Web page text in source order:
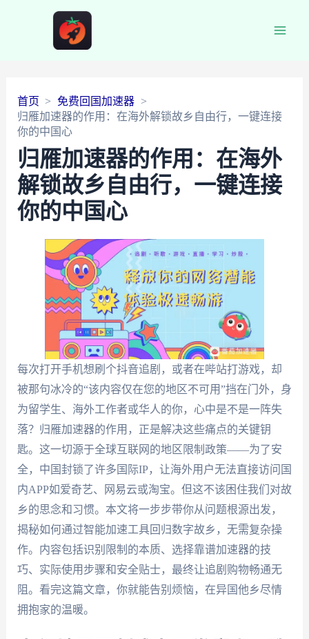
首页
免费回国加速器
归雁加速器的作用：在海外解锁故乡自由行，一键连接
你的中国心
归雁加速器的作用：在海外
解锁故乡自由行，一键连接
你的中国心
每次打开手机想刷个抖音追剧，或者在哔站打游戏，却
被那句冰冷的“该内容仅在您的地区不可用”挡在门外，身
为留学生、海外工作者或华人的你，心中是不是一阵失
落？归雁加速器的作用，正是解决这些痛点的关键钥
匙。这一切源于全球互联网的地区限制政策——为了安
全，中国封锁了许多国际IP，让海外用户无法直接访问国
内APP如爱奇艺、网易云或淘宝。但这不该困住我们对故
乡的思念和习惯。本文将一步步带你从问题根源出发，
揭秘如何通过智能加速工具回归数字故乡，无需复杂操
作。内容包括识别限制的本质、选择靠谱加速器的技
巧、实际使用步骤和安全贴士，最终让追剧购物畅通无
阻。看完这篇文章，你就能告别烦恼，在异国他乡尽情
拥抱家的温暖。